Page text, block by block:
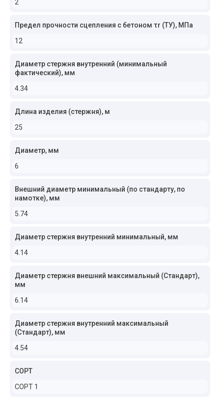
2
Предел прочности сцепления с бетоном τr (ТУ), МПа
12
Диаметр стержня внутренний (минимальный
фактический), мм
4.34
Длина изделия (стержня), м
25
Диаметр, мм
6
Внешний диаметр минимальный (по стандарту, по
намотке), мм
5.74
Диаметр стержня внутренний минимальный, мм
4.14
Диаметр стержня внешний максимальный (Стандарт),
мм
6.14
Диаметр стержня внутренний максимальный
(Стандарт), мм
4.54
СОРТ
СОРТ 1